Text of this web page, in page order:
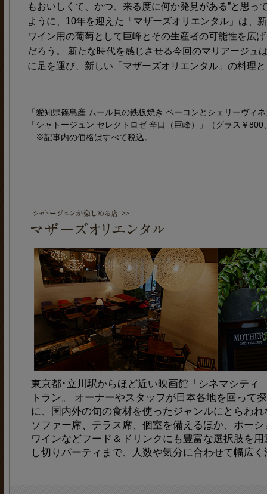
もおいしくて、かつ、来る度に何か発見がある”と思
ように、10年を迎えた「マザーズオリエンタル」は、
ワイン用の葡萄として巨峰とその生産者の可能性を広
だろう。 新たな時代を感じさせる今回のマリアージュ
に足を運び、新しい「マザーズオリエンタル」の料理
「愛知県篠島産 ムール貝の鉄板焼き ベーコンとシェリーヴィ
「シャトージュン セレクトロゼ 辛口（巨峰）」（グラス￥
※記事内の価格はすべて税込。
東京都･立川駅からほど近い映画館「シネマシティ
トラン。 オーナーやスタッフが日本各地を回って
に、国内外の旬の食材を使ったジャンルにとらわ
ソファー席、テラス席、個室を備えるほか、ポー
ワインなどフード＆ドリンクにも豊富な選択肢を
し切りパーティまで、人数や気分に合わせて幅広